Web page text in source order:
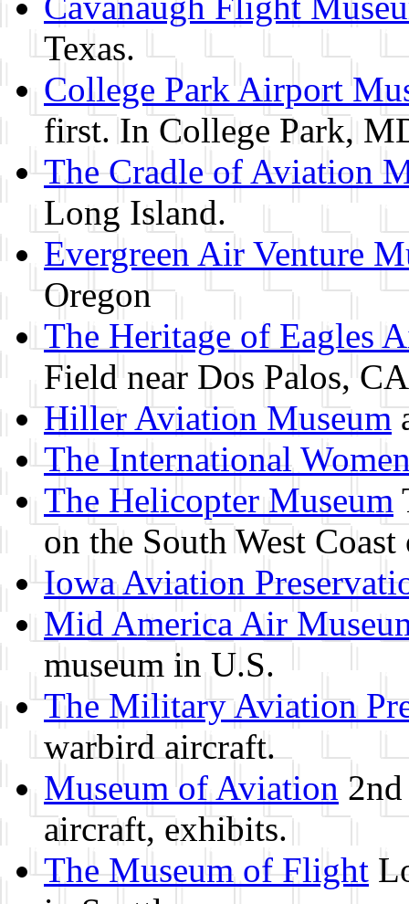
Texas.
College Park Airport
first. In College Park,
The Cradle of Aviation
Long Island.
Evergreen Air Venture
Oregon
The Heritage of Eagles
Field near Dos Palos,
Hiller Aviation Museum
The International
The Helicopter Museum
on the South West
Iowa Aviation
Mid America Air
museum in U.S.
The Military Aviation
warbird aircraft.
Museum of Aviation
aircraft, exhibits.
The Museum of Flight